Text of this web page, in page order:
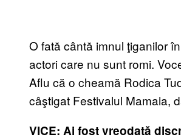
O fată cântă imnul ţiganilor
actori care nu sunt romi.
Aflu că o cheamă Rodica
câştigat Festivalul Mamaia,
VICE: Ai fost vreodată